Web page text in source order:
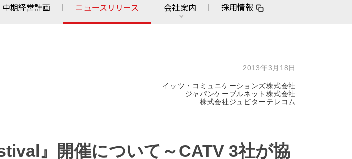
ガス
法人・自治体向けサービス
利用できる物件も！
対応エリア・物件をご案内
ガス
各種お手続き
中期経営計画 ニュースリリース 会社案内 採用情報
2013年3月18日
イッツ・コミュニケーションズ株式会社
ジャパンケーブルネット株式会社
株式会社ジュピターテレコム
』開催について～CATV 3社が協